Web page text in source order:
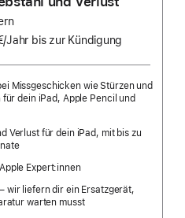
/Jahr Pro
bis zur Kündigung
Missgeschicken wie Stürzen und
dein iPad, Apple Pencil und
Verlust für dein iPad, mit bis zu
Expert:innen
wir liefern dir ein Ersatzgerät,
warten musst